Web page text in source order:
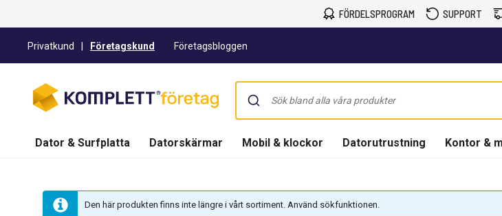
FÖRDELSPROGRAM SUPPORT
Privatkund Företagskund Företagsbloggen
Dator & Surfplatta Datorskärmar Mobil & klockor Datorutrustning Kontor &
Den här produkten finns inte längre i vårt sortiment. Använd sökfunktionen.